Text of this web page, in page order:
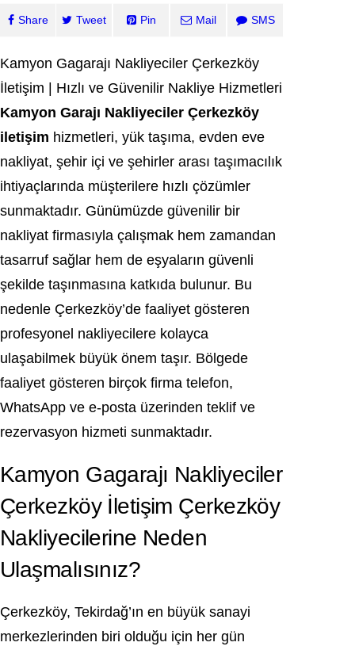
Share Tweet Pin Mail SMS
Kamyon Gagarajı Nakliyeciler Çerkezköy
İletişim | Hızlı ve Güvenilir Nakliye Hizmetleri
Kamyon Garajı Nakliyeciler Çerkezköy
iletişim hizmetleri, yük taşıma, evden eve
nakliyat, şehir içi ve şehirler arası taşımacılık
ihtiyaçlarında müşterilere hızlı çözümler
sunmaktadır. Günümüzde güvenilir bir
nakliyat firmasıyla çalışmak hem zamandan
tasarruf sağlar hem de eşyaların güvenli
şekilde taşınmasına katkıda bulunur. Bu
nedenle Çerkezköy’de faaliyet gösteren
profesyonel nakliyecilere kolayca
ulaşabilmek büyük önem taşır. Bölgede
faaliyet gösteren birçok firma telefon,
WhatsApp ve e-posta üzerinden teklif ve
rezervasyon hizmeti sunmaktadır.
Kamyon Gagarajı Nakliyeciler
Çerkezköy İletişim Çerkezköy
Nakliyecilerine Neden
Ulaşmalısınız?
Çerkezköy, Tekirdağ’ın en büyük sanayi
merkezlerinden biri olduğu için her gün